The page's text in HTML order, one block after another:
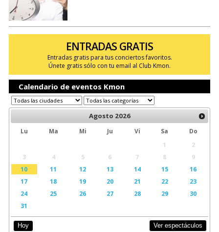
ENTRADAS GRATIS
Entradas gratis para tus conciertos favoritos.
Únete gratis sólo con tu email al Club Kmon.
Calendario de eventos Kmon
Agosto 2026
Lu Ma Mi Ju Vi Sa
Do
1
2
3
4 5 6 7 8
9
10
11 12 13 14 15
16
17
18 19 20 21 22
23
24
25 26 27 28 29
30
31
Hoy Ver espectáculos